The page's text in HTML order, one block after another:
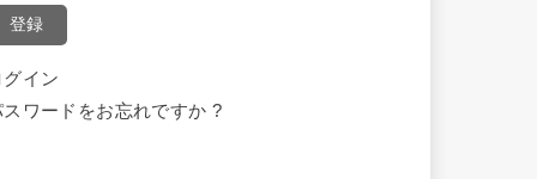
登録
グイン
スワードをお忘れですか ?